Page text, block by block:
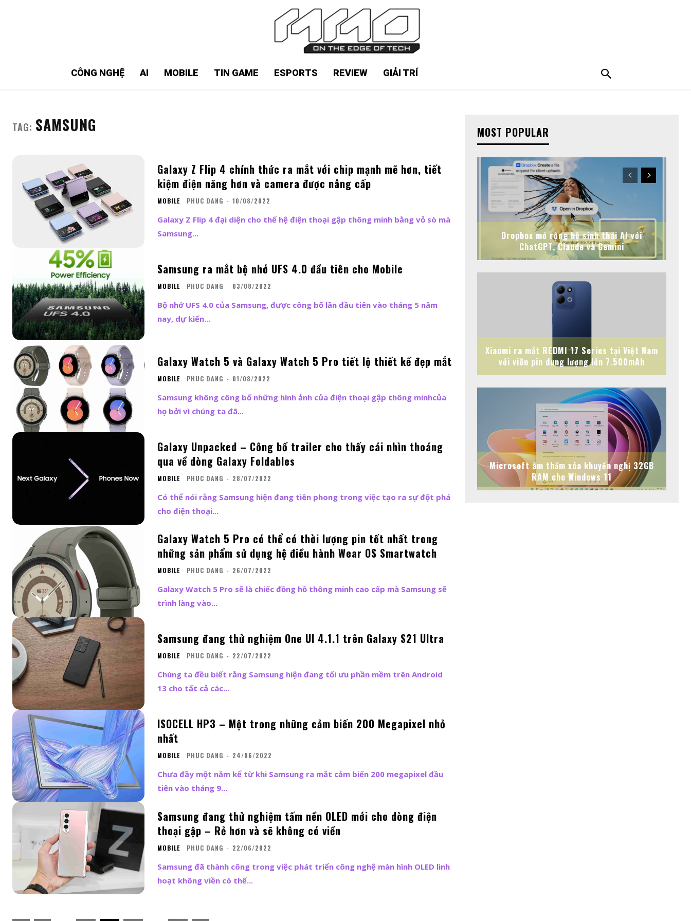
CÔNG NGHỆ AI MOBILE TIN GAME ESPORTS REVIEW GIẢI TRÍ
TAG: SAMSUNG
Galaxy Z Flip 4 chính thức ra mắt với chip mạnh mẽ hơn, tiết
kiệm điện năng hơn và camera được nâng cấp
MOBILE PHUC DANG - 10/08/2022
Galaxy Z Flip 4 đại diện cho thế hệ điện thoại gập thông minh bằng vỏ sò mà
Samsung...
Samsung ra mắt bộ nhớ UFS 4.0 đầu tiên cho Mobile
MOBILE PHUC DANG - 03/08/2022
Bộ nhớ UFS 4.0 của Samsung, được công bố lần đầu tiên vào tháng 5 năm
nay, dự kiến...
Galaxy Watch 5 và Galaxy Watch 5 Pro tiết lộ thiết kế đẹp mắt
MOBILE PHUC DANG - 01/08/2022
Samsung không công bố những hình ảnh của điện thoại gập thông minhcủa
họ bởi vì chúng ta đã...
Galaxy Unpacked – Công bố trailer cho thấy cái nhìn thoáng
qua về dòng Galaxy Foldables
MOBILE PHUC DANG - 28/07/2022
Có thể nói rằng Samsung hiện đang tiên phong trong việc tạo ra sự đột phá
cho điện thoại...
Galaxy Watch 5 Pro có thể có thời lượng pin tốt nhất trong
những sản phẩm sử dụng hệ điều hành Wear OS Smartwatch
MOBILE PHUC DANG - 26/07/2022
Galaxy Watch 5 Pro sẽ là chiếc đồng hồ thông minh cao cấp mà Samsung sẽ
trình làng vào...
Samsung đang thử nghiệm One UI 4.1.1 trên Galaxy S21 Ultra
MOBILE PHUC DANG - 22/07/2022
Chúng ta đều biết rằng Samsung hiện đang tối ưu phần mềm trên Android
13 cho tất cả các...
ISOCELL HP3 – Một trong những cảm biến 200 Megapixel nhỏ
nhất
MOBILE PHUC DANG - 24/06/2022
Chưa đầy một năm kể từ khi Samsung ra mắt cảm biến 200 megapixel đầu
tiên vào tháng 9...
Samsung đang thử nghiệm tấm nền OLED mới cho dòng điện
thoại gập – Rẻ hơn và sẽ không có viền
MOBILE PHUC DANG - 22/06/2022
Samsung đã thành công trong việc phát triển công nghệ màn hình OLED linh
hoạt không viền có thể...
MOST POPULAR
Dropbox mở rộng hệ sinh thái AI với
ChatGPT, Claude và Gemini
Xiaomi ra mắt REDMI 17 Series tại Việt Nam
với viên pin dung lượng lớn 7.500mAh
Microsoft âm thầm xóa khuyến nghị 32GB
RAM cho Windows 11